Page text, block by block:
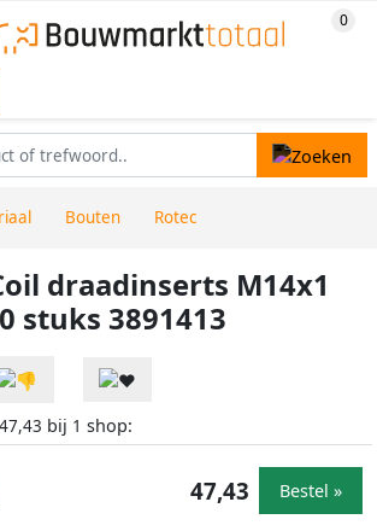
Bouten Rotec
draadinserts M14x1
stuks 3891413
47,43 bij 1 shop:
47,43 Bestel »